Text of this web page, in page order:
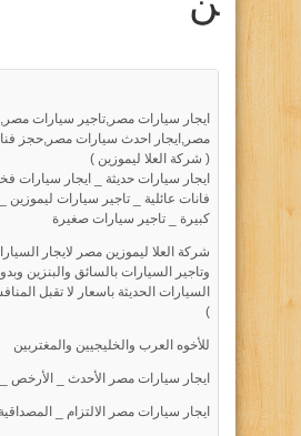
ايجار سيارات مصر,تاجير سيارات
مصر,ايجار احدث سيارات مصر,حجز
( شركة العلا ليموزين )
ايجار سيارات حديثة _ ايجار سيارات
فانات عائلية _ تاجير سيارات ليموزين
كبيرة _ تاجير سيارات صغيرة
شركة العلا ليموزين مصر لايجار
وتاجير السيارات بالسائق والبنزين
السيارات الحديثة باسعار لا تقبل
)
للأخوه العرب والخليجيين والمغتربين
ايجار سيارات مصر الأحدث _ الأرخص
ايجار سيارات مصر الالتزام _